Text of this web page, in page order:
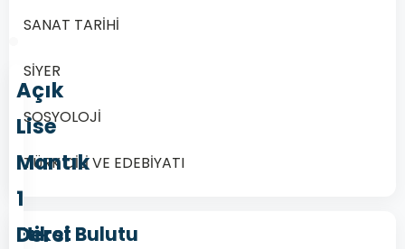
Açık
Lise
Mantık
1
Dersi
SANAT TARİHİ
SİYER
SOSYOLOJİ
TÜRK DİLİ VE EDEBİYATI
Etiket Bulutu